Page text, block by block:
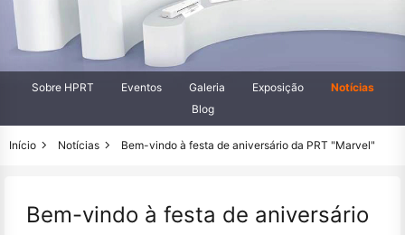
Sobre HPRT Eventos Galeria Exposição
Notícias
Blog
Início Notícias Bem-vindo à festa de aniversário da PRT "Marvel"
Bem-vindo à festa de aniversário